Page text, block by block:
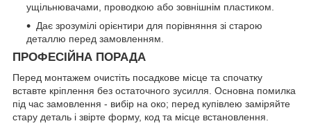
ущільнювачами, проводкою або зовнішнім пластиком.
Дає зрозумілі орієнтири для порівняння зі старою
деталлю перед замовленням.
ПРОФЕСІЙНА ПОРАДА
Перед монтажем очистіть посадкове місце та спочатку
вставте кріплення без остаточного зусилля. Основна помилка
під час замовлення - вибір на око; перед купівлею заміряйте
стару деталь і звірте форму, код та місце встановлення.